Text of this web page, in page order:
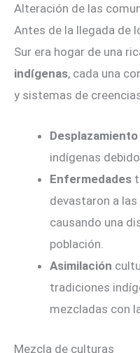
Alteración de las
Antes de la llegada de
Sur era hogar de una
indígenas, cada una
y sistemas de
Desplazamiento
indígenas
Enfermedades
devastaron a
causando una
población.
Asimilación
tradiciones
mezcladas con
Mezcla de culturas